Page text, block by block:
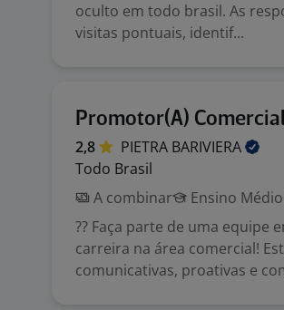
oculto em todo brasil. As
visitas pontuais, identif...
Promotor(A)
2,8 PIETRA BARIVIERA
Todo Brasil
A combinar
Ensino
?? Faça parte de uma equipe
carreira na área comercial!
comunicativas, proativas e